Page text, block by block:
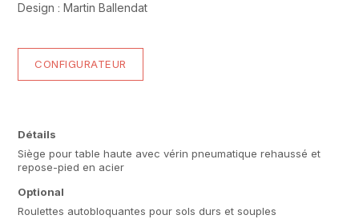
Design : Martin Ballendat
CONFIGURATEUR
Détails
Siège pour table haute avec vérin pneumatique rehaussé et
repose-pied en acier
Optional
Roulettes autobloquantes pour sols durs et souples